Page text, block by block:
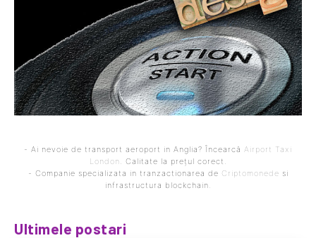
- Ai nevoie de transport aeroport in Anglia? Încearcă Airport Taxi
London
. Calitate la prețul corect.
- Companie specializata in tranzactionarea de Criptomonede si
infrastructura blockchain.
Ultimele postari